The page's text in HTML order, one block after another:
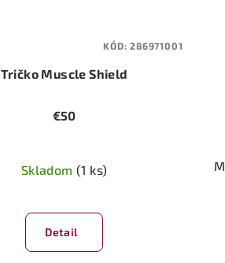
Tričko Muscle Shield
€50
Skladom(1 ks)
Detail
KÓD:286971001
M